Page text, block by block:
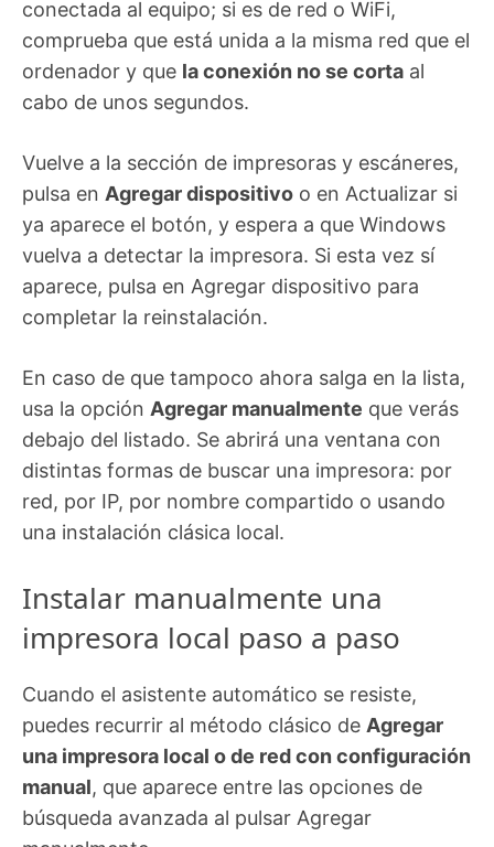
conectada al equipo; si es de red o WiFi,
comprueba que está unida a la misma red que el
ordenador y que la conexión no se corta al
cabo de unos segundos.
Vuelve a la sección de impresoras y escáneres,
pulsa en Agregar dispositivo o en Actualizar si
ya aparece el botón, y espera a que Windows
vuelva a detectar la impresora. Si esta vez sí
aparece, pulsa en Agregar dispositivo para
completar la reinstalación.
En caso de que tampoco ahora salga en la lista,
usa la opción Agregar manualmente que verás
debajo del listado. Se abrirá una ventana con
distintas formas de buscar una impresora: por
red, por IP, por nombre compartido o usando
una instalación clásica local.
Instalar manualmente una
impresora local paso a paso
Cuando el asistente automático se resiste,
puedes recurrir al método clásico de Agregar
una impresora local o de red con configuración
manual, que aparece entre las opciones de
búsqueda avanzada al pulsar Agregar